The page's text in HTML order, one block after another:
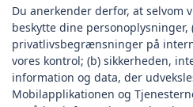
Du anerkender derfor, at selvom
beskytte dine personoplysninger,
privatlivsbegrænsninger på
vores kontrol; (b) sikkerheden,
information og data, der
Mobilapplikationen og